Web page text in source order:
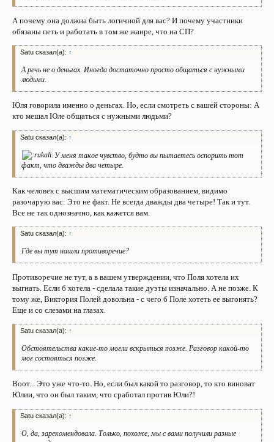
А почему она должна быть логичной для вас? И почему участники
обязаны петь и работать в том же жанре, что на СП?
Satu сказал(а): ↑
А речь не о деньгах. Иногда достаточно просто общаться с нужными
людьми.
Юля говорила именно о деньгах. Но, если смотреть с вашей стороны: А
кто мешал Юле общаться с нужными людьми?
Satu сказал(а): ↑
У меня такое чувство, будто вы пытаетесь оспорить тот
факт, что дважды два четыре.
Как человек с высшим математическим образованием, видимо
разочарую вас: Это не факт. Не всегда дважды два четыре! Так и тут.
Все не так однозначно, как кажется вам.
Satu сказал(а): ↑
Где вы тут нашли противоречие?
Противоречие не тут, а в вашем утверждении, что Поля хотела их
выгнать. Если б хотела - сделала такие дуэты изначально. А не позже. К
тому же, Виктория Полей довольна - с чего б Поле хотеть ее выгонять?
Еще и со слезами на глазах.
Satu сказал(а): ↑
Обстоятельства какие-то могли вскрыться позже. Разговор какой-то
мог состояться позже.
Воот... Это уже что-то. Но, если был какой то разговор, то кто виноват
Юлии, что он был таким, что сработал против Юли?!
Satu сказал(а): ↑
О, да, зарекомендовала. Только, похоже, мы с вами получили разные